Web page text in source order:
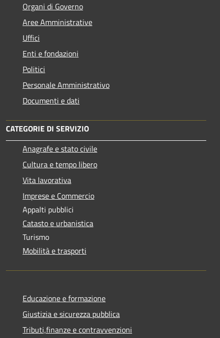
Organi di Governo
Aree Amministrative
Uffici
Enti e fondazioni
Politici
Personale Amministrativo
Documenti e dati
CATEGORIE DI SERVIZIO
Anagrafe e stato civile
Cultura e tempo libero
Vita lavorativa
Imprese e Commercio
Appalti pubblici
Catasto e urbanistica
Turismo
Mobilità e trasporti
Educazione e formazione
Giustizia e sicurezza pubblica
Tributi,finanze e contravvenzioni